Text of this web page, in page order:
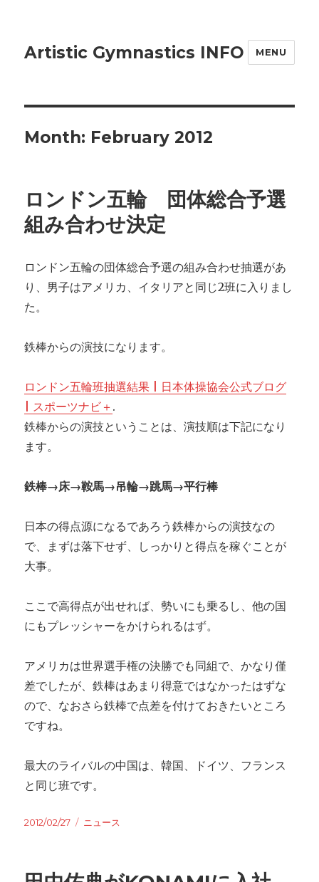
Artistic Gymnastics INFO MENU
Month: February 2012
ロンドン五輪 団体総合予選
組み合わせ決定
ロンドン五輪の団体総合予選の組み合わせ抽選があ
り、男子はアメリカ、イタリアと同じ2班に入りまし
た。
鉄棒からの演技になります。
ロンドン五輪班抽選結果 | 日本体操協会公式ブログ
| スポーツナビ＋ .
鉄棒からの演技ということは、演技順は下記になり
ます。
鉄棒→床→鞍馬→吊輪→跳馬→平行棒
日本の得点源になるであろう鉄棒からの演技なの
で、まずは落下せず、しっかりと得点を稼ぐことが
大事。
ここで高得点が出せれば、勢いにも乗るし、他の国
にもプレッシャーをかけられるはず。
アメリカは世界選手権の決勝でも同組で、かなり僅
差でしたが、鉄棒はあまり得意ではなかったはずな
ので、なおさら鉄棒で点差を付けておきたいところ
ですね。
最大のライバルの中国は、韓国、ドイツ、フランス
と同じ班です。
Posted
2012/02/27 Categories
ニュース